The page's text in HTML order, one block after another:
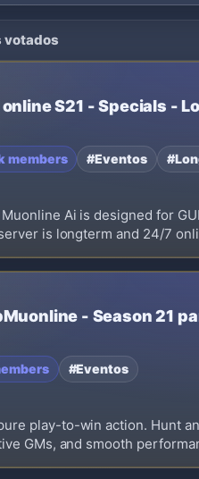
votados
S21 - Specials -
members #Eventos
Ai is designed for
is longterm and 24/7
- Season 21
#Eventos
play-to-win action. Hunt
GMs, and smooth